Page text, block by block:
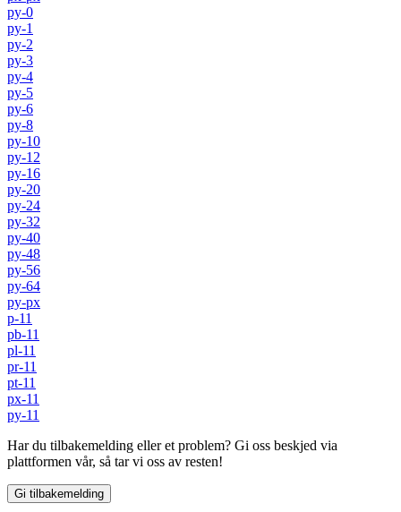
py-0
py-1
py-2
py-3
py-4
py-5
py-6
py-8
py-10
py-12
py-16
py-20
py-24
py-32
py-40
py-48
py-56
py-64
py-px
p-11
pb-11
pl-11
pr-11
pt-11
px-11
py-11
Har du tilbakemelding eller et problem? Gi oss beskjed via
plattformen vår, så tar vi oss av resten!
Gi tilbakemelding